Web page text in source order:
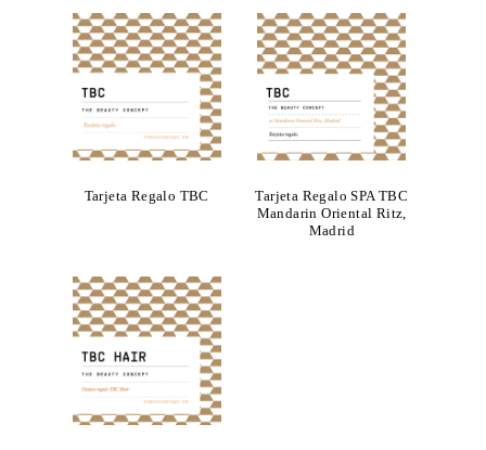
Tarjeta Regalo TBC
Tarjeta Regalo SPA TBC
Mandarin Oriental Ritz,
Madrid